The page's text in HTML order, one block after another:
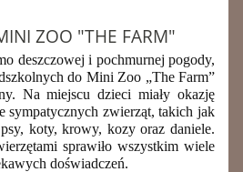
ZOO "THE FARM"
deszczowej i pochmurnej pogody,
do Mini Zoo „The Farm”
Na miejscu dzieci miały okazję
sympatycznych zwierząt, takich jak
koty, krowy, kozy oraz daniele.
sprawiło wszystkim wiele
doświadczeń.